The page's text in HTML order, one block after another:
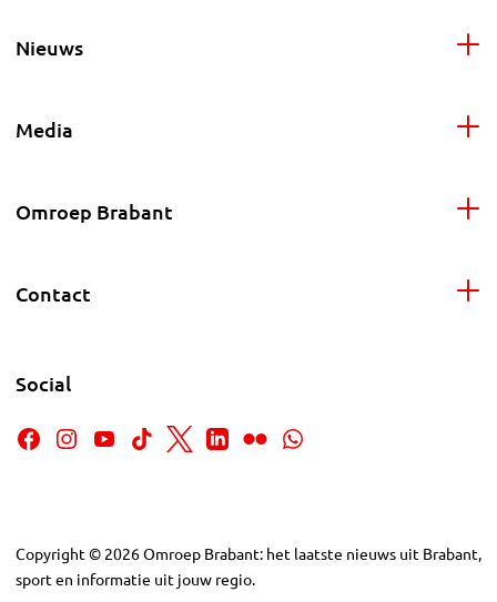
Nieuws
Media
Omroep Brabant
Contact
Social
Copyright © 2026Omroep Brabant: het laatste nieuws uit Brabant,
sport en informatie uit jouw regio.